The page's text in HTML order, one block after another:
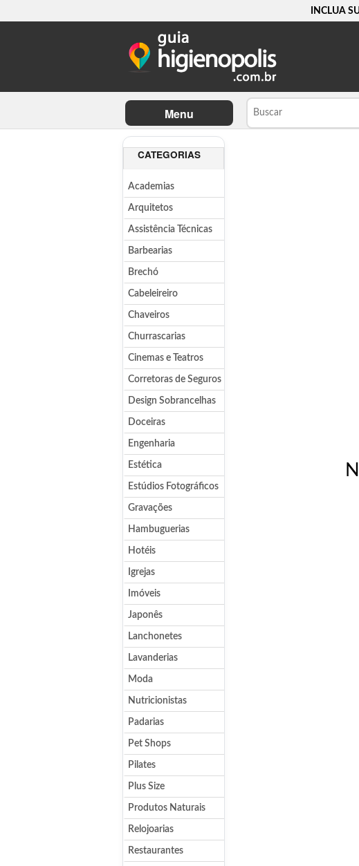
INCLUA
Menu
CATEGORIAS
Academias
Arquitetos
Assistência Técnicas
Barbearias
Brechó
Cabeleireiro
Chaveiros
Churrascarias
Cinemas e Teatros
Corretoras de Seguros
Design Sobrancelhas
Doceiras
Engenharia
Estética
Estúdios Fotográficos
Gravações
Hambuguerias
Hotéis
Igrejas
Imóveis
Japonês
Lanchonetes
Lavanderias
Moda
Nutricionistas
Padarias
Pet Shops
Pilates
Plus Size
Produtos Naturais
Relojoarias
Restaurantes